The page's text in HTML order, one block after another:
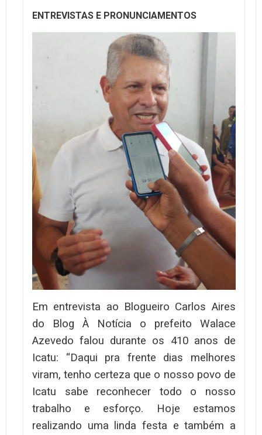
ENTREVISTAS E PRONUNCIAMENTOS
Em entrevista ao Blogueiro Carlos Aires
do Blog À Notícia o prefeito Walace
Azevedo falou durante os 410 anos de
Icatu: “Daqui pra frente dias melhores
viram, tenho certeza que o nosso povo de
Icatu sabe reconhecer todo o nosso
trabalho e esforço. Hoje estamos
realizando uma linda festa e também a